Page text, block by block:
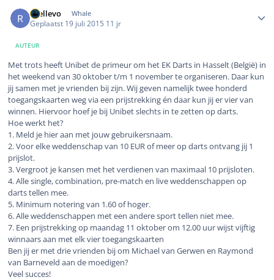
rhellevo Whale
Geplaatst 19 juli 2015 11 jr
AUTEUR
Met trots heeft Unibet de primeur om het EK Darts in Hasselt (België) in
het weekend van 30 oktober t/m 1 november te organiseren. Daar kun
jij samen met je vrienden bij zijn. Wij geven namelijk twee honderd
toegangskaarten weg via een prijstrekking én daar kun jij er vier van
winnen. Hiervoor hoef je bij Unibet slechts in te zetten op darts.
Hoe werkt het?
1. Meld je hier aan met jouw gebruikersnaam.
2. Voor elke weddenschap van 10 EUR of meer op darts ontvang jij 1
prijslot.
3. Vergroot je kansen met het verdienen van maximaal 10 prijsloten.
4. Alle single, combination, pre-match en live weddenschappen op
darts tellen mee.
5. Minimum notering van 1.60 of hoger.
6. Alle weddenschappen met een andere sport tellen niet mee.
7. Een prijstrekking op maandag 11 oktober om 12.00 uur wijst vijftig
winnaars aan met elk vier toegangskaarten
Ben jij er met drie vrienden bij om Michael van Gerwen en Raymond
van Barneveld aan de moedigen?
Veel succes!